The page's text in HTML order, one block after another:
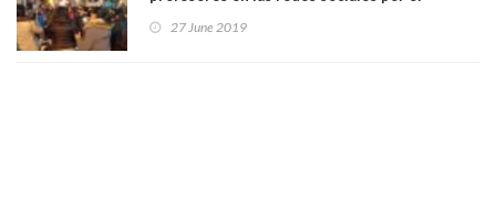
27 June 2019